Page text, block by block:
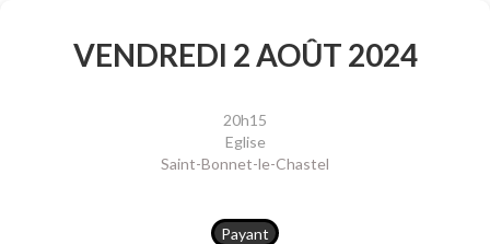
VENDREDI 2 AOÛT 2024
20h15
Eglise
Saint-Bonnet-le-Chastel
Payant